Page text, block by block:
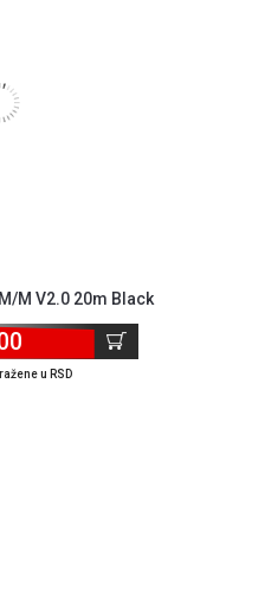
M V2.0 20m Black
u RSD